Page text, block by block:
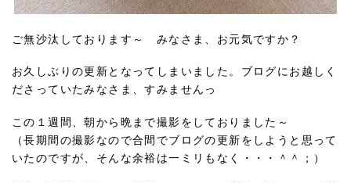
ご無沙汰しております～ みなさま、お元気ですか？
お久しぶりの更新となってしまいました。ブログにお越しく
ださっていたみなさま、すみませんっ
この１週間、朝から晩まで撮影をしておりました～
（長期間の撮影なので合間でブログの更新をしようと思って
いたのですが、そんな余裕は一ミリもなく・・・＾＾；）